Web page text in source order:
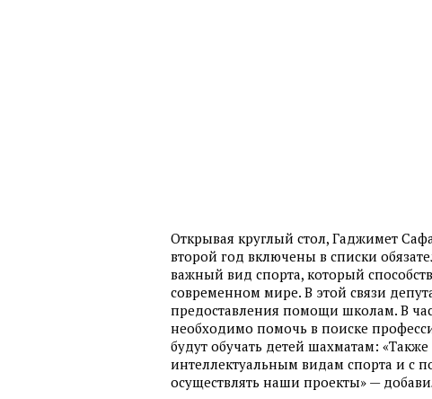
Открывая круглый стол, Гаджимет
второй год включены в списки
важный вид спорта, который
современном мире. В этой связи
предоставления помощи школам. В
необходимо помочь в поиске
будут обучать детей шахматам:
интеллектуальным видам спорта и с
осуществлять наши проекты» —